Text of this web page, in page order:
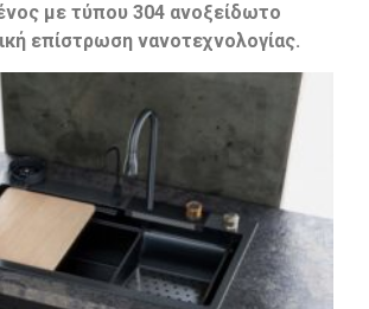
με τύπου 304 ανοξείδωτο
επίστρωση νανοτεχνολογίας.